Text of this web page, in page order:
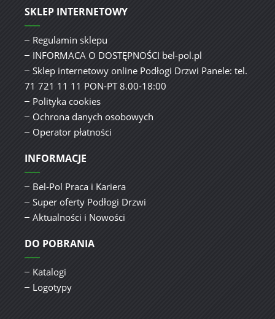
SKLEP INTERNETOWY
Regulamin sklepu
INFORMACA O DOSTĘPNOŚCI bel-pol.pl
Sklep internetowy online Podłogi Drzwi Panele: tel.
71 721 11 11 PON-PT 8.00-18:00
Polityka cookies
Ochrona danych osobowych
Operator płatności
INFORMACJE
Bel-Pol Praca i Kariera
Super oferty Podłogi Drzwi
Aktualności i Nowości
DO POBRANIA
Katalogi
Logotypy